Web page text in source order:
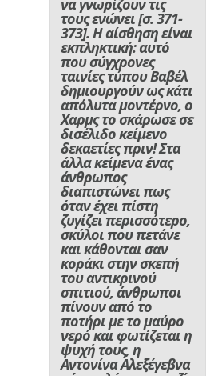
να γνωρίζουν τις
τους ενώνει [σ. 371-
373]. Η αίσθηση είναι
εκπληκτική: αυτό
που σύγχρονες
ταινίες τύπου Βαβέλ
δημιουργούν ως κάτι
απόλυτα μοντέρνο, ο
Χαρμς το σκάρωσε σε
δισέλιδο κείμενο
δεκαετίες πριν! Στα
άλλα κείμενα ένας
άνθρωπος
διαπιστώνει πως
όταν έχει πίστη
ζυγίζει περισσότερο,
σκύλοι που πετάνε
και κάθονται σαν
κοράκι στην σκεπή
του αντικρινού
σπιτιού, άνθρωποι
πίνουν από το
ποτήρι με το μαύρο
νερό και φωτίζεται η
ψυχή τους, η
Αντονίνα Αλεξέγεβνα